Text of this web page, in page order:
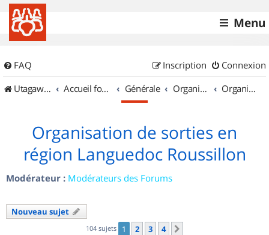
Menu
FAQ Connexion
Inscription
UtagawaVTT (Randos VTT et VTTAE avec traces GPS)
Accueil forum Générale Organisation de sorties & Recherche de partenaires Organisation de sorties en région Languedoc Roussillon
Organisation de sorties en
région Languedoc Roussillon
Modérateur : Modérateurs des Forums
Nouveau sujet
104 sujets 1 2 3 4